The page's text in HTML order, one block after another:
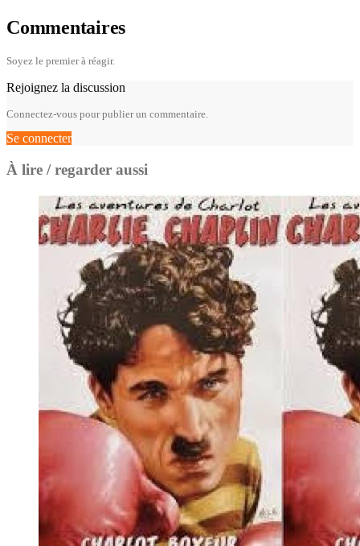
Commentaires
Soyez le premier à réagir.
Rejoignez la discussion
Connectez-vous pour publier un commentaire.
Se connecter
À lire / regarder aussi